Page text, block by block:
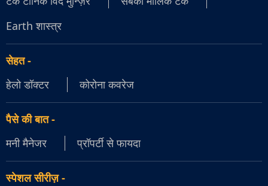
Earth शास्त्र
सेहत-
हेलो डॉक्टर
कोरोना कवरेज
पैसे की बात-
मनी मैनेजर
प्रॉपर्टी से फायदा
स्पेशल सीरीज़-